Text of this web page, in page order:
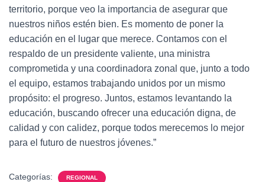
territorio, porque veo la importancia de asegurar que
nuestros niños estén bien. Es momento de poner la
educación en el lugar que merece. Contamos con el
respaldo de un presidente valiente, una ministra
comprometida y una coordinadora zonal que, junto a todo
el equipo, estamos trabajando unidos por un mismo
propósito: el progreso. Juntos, estamos levantando la
educación, buscando ofrecer una educación digna, de
calidad y con calidez, porque todos merecemos lo mejor
para el futuro de nuestros jóvenes.”
Categorías: REGIONAL